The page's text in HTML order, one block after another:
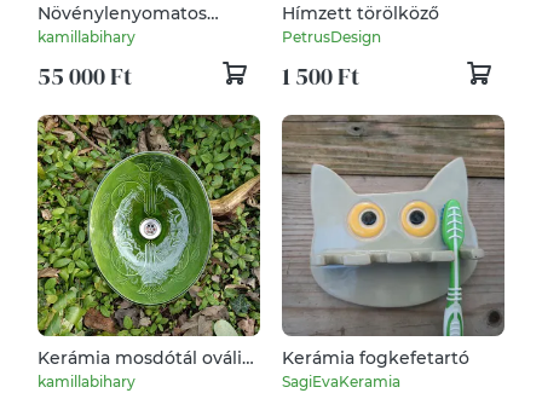
Növénylenyomatos
kerámia mosdótál
kamillabihary
55 000 Ft
Hímzett törölköző
PetrusDesign
1 500 Ft
Kerámia mosdótál ovális
zöld tulis
kamillabihary
Kerámia fogkefetartó
SagiEvaKeramia